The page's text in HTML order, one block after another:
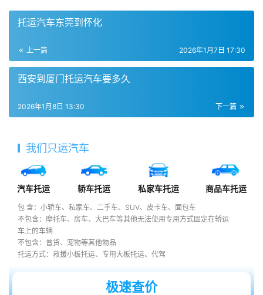
托运汽车东莞到怀化
上一篇 2026年1月7日 17:30
西安到厦门托运汽车要多久
下一篇
2026年1月8日 13:30
我们只运汽车
汽车托运 轿车托运 私家车托运 商品车托运
包 含：小轿车、私家车、二手车、SUV、皮卡车、面包车
不包含：摩托车、房车、大巴车等其他无法使用专用方式固定在轿运
车上的车辆
不包含：普货、宠物等其他物品
托运方式：救援小板托运、专用大板托运、代驾
极速查价